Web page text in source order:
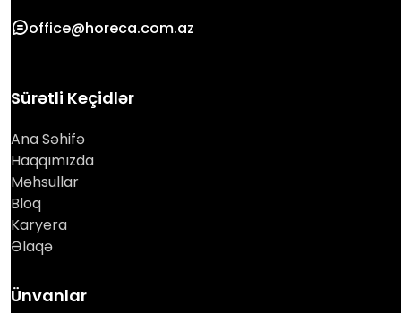
office@horeca.com.az
Sürətli Keçidlər
Ana Səhifə
Haqqımızda
Məhsullar
Bloq
Karyera
Əlaqə
Ünvanlar